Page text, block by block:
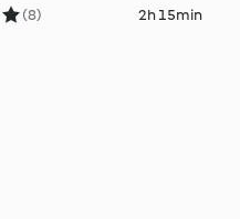
(8) 2h 15min